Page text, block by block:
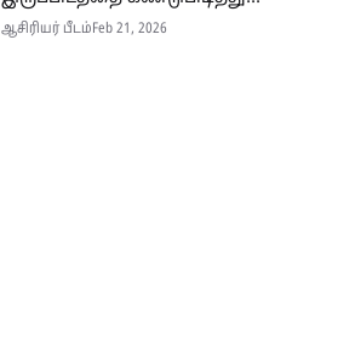
ஆசிரியர் பீடம்Feb 21, 2026